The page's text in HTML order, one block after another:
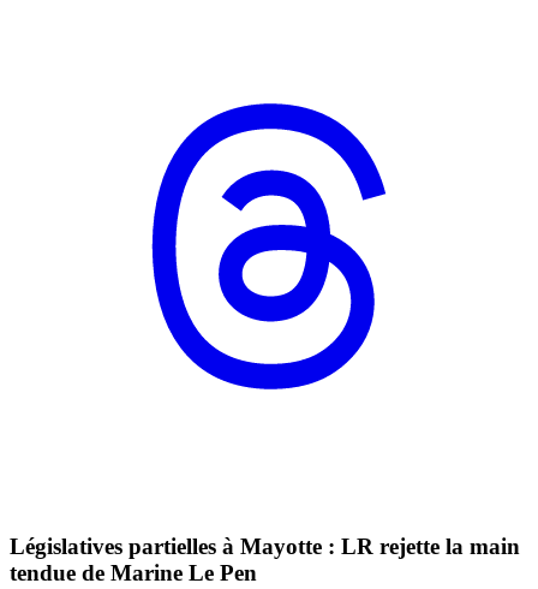
Législatives partielles à Mayotte : LR rejette la main
tendue de Marine Le Pen